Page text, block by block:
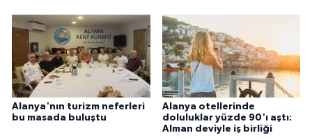
Alanya'nın turizm neferleri
bu masada buluştu
Alanya otellerinde
doluluklar yüzde 90'ı aştı:
Alman deviyle iş birliği